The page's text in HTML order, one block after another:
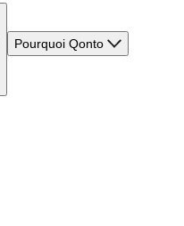
Pourquoi Qonto